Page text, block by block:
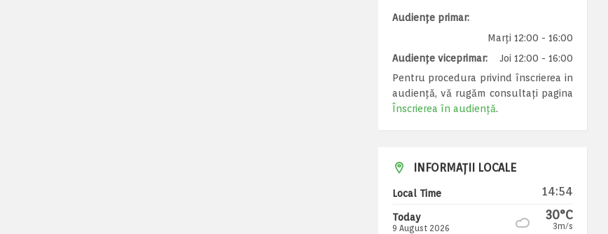
Audiențe primar:
Marți 12:00 - 16:00
Audiențe viceprimar:
Joi 12:00 - 16:00
Pentru procedura privind înscrierea in
audiență, vă rugăm consultați pagina
Înscrierea în audiență.
INFORMAȚII LOCALE
Local Time 14:54
Today
9 August 2026
30°C
3m/s